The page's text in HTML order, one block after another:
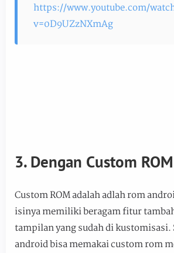
https://www.youtube.com/
v=0D9UZzNXmAg
3. Dengan Custom ROM
Custom ROM adalah adlah rom
isinya memiliki beragam fitur
tampilan yang sudah di kustomisasi.
android bisa memakai custom rom